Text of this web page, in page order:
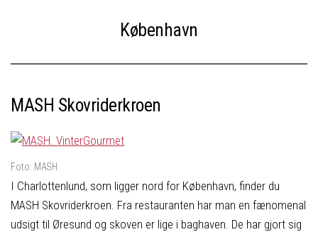
København
MASH Skovriderkroen
Foto: MASH
I Charlottenlund, som ligger nord for København, finder du
MASH Skovriderkroen. Fra restauranten har man en fænomenal
udsigt til Øresund og skoven er lige i baghaven. De har gjort sig